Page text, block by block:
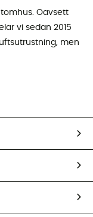
Oavsett
vi sedan 2015
men